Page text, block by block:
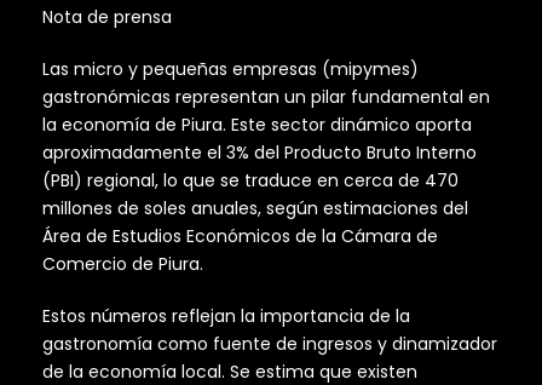
Nota de prensa
Las micro y pequeñas empresas (mipymes)
gastronómicas representan un pilar fundamental en
la economía de Piura. Este sector dinámico aporta
aproximadamente el 3% del Producto Bruto Interno
(PBI) regional, lo que se traduce en cerca de 470
millones de soles anuales, según estimaciones del
Área de Estudios Económicos de la Cámara de
Comercio de Piura.
Estos números reflejan la importancia de la
gastronomía como fuente de ingresos y dinamizador
de la economía local. Se estima que existen